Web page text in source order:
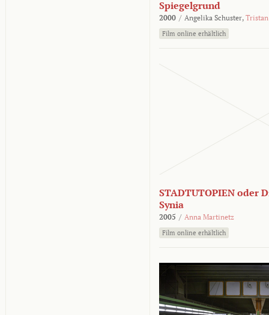
Spiegelgrund
2000 / Angelika Schuster,
Film online erhältlich
STADTUTOPIEN oder
Synia
2005 / Anna Martinetz
Film online erhältlich